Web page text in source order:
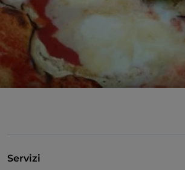
Servizi